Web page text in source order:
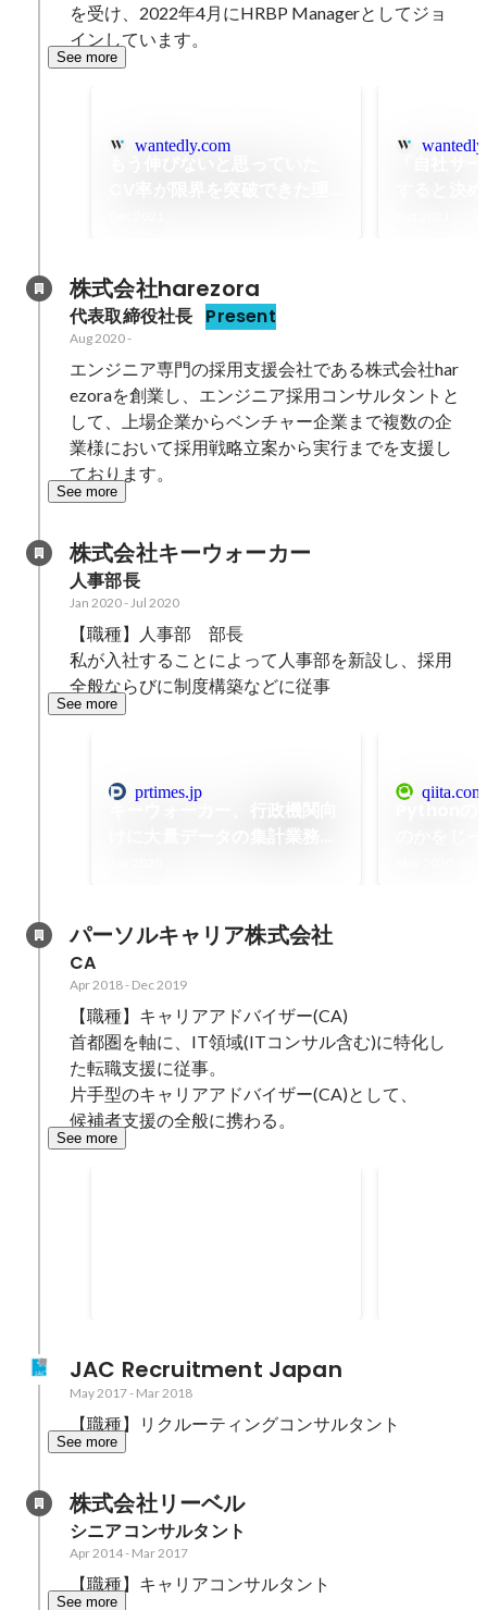
を受け、2022年4月にHRBP Managerとしてジョ
インしています。
See more
wantedly.com
株式会社harezora
代表取締役社長 Present
Aug 2020-
エンジニア専門の採用支援会社である株式会社har
ezoraを創業し、エンジニア採用コンサルタントと
して、上場企業からベンチャー企業まで複数の企
業様において採用戦略立案から実行までを支援し
ております。
See more
株式会社キーウォーカー
人事部長
Jan 2020- Jul 2020
【職種】人事部　部長
私が入社することによって人事部を新設し、採用
全般ならびに制度構築などに従事
See more
prtimes.jp qiita.com
パーソルキャリア株式会社
CA
Apr 2018- Dec 2019
【職種】キャリアアドバイザー(CA)
首都圏を軸に、IT領域(ITコンサル含む)に特化し
た転職支援に従事。
片手型のキャリアアドバイザー(CA)として、
候補者支援の全般に携わる。
See more
JAC Recruitment Japan
May 2017- Mar 2018
【職種】リクルーティングコンサルタント
See more
株式会社リーベル
シニアコンサルタント
Apr 2014- Mar 2017
【職種】キャリアコンサルタント
See more